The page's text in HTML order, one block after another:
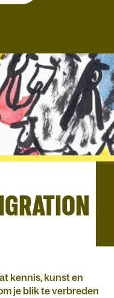
kennis, kunst en
je blik te verbreden